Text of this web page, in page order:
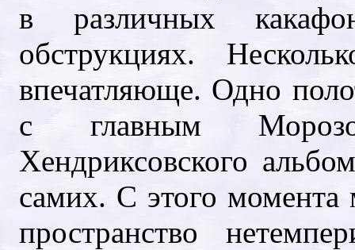
в различных
обструкциях.
впечатляюще. Одно
с главным
Хендриксовского
самих. С этого момента
пространство